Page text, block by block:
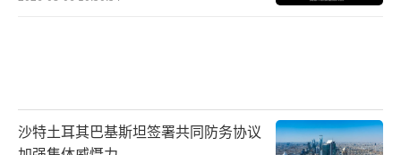
沙特土耳其巴基斯坦签署共同防务协议